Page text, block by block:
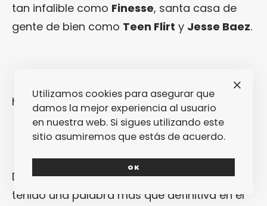
tan infalible como Finesse, santa casa de
gente de bien como Teen Flirt y Jesse Baez.
https://youtu.be/PHDOKplE5-c
De hecho, estos dos últimos nombres han
tenido una palabra más que definitiva en el
Utilizamos cookies para asegurar que
damos la mejor experiencia al usuario
en nuestra web. Si sigues utilizando este
sitio asumiremos que estás de acuerdo.
OK